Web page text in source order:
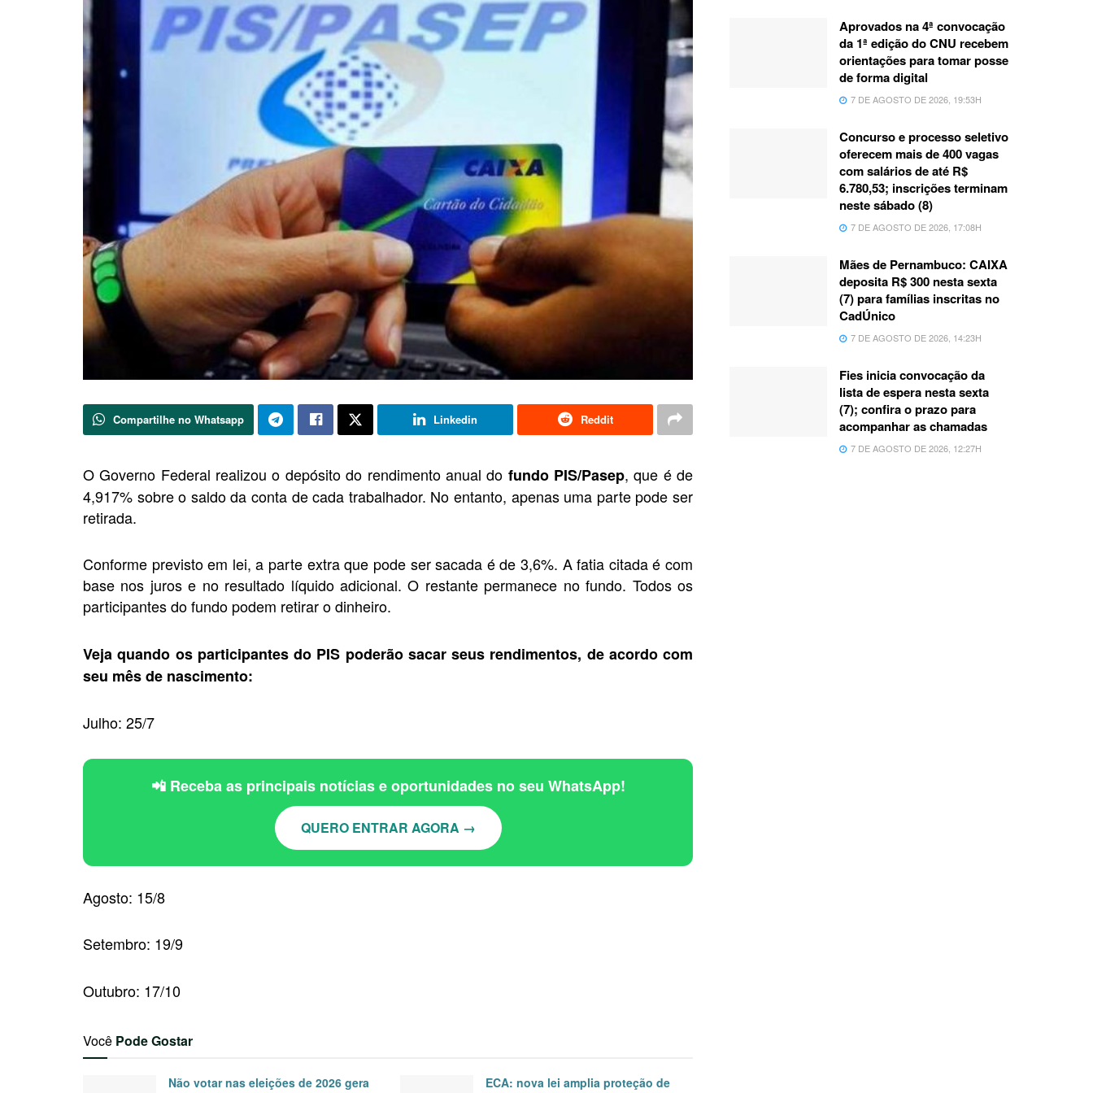
Compartilhe no Whatsapp Linkedin Reddit
O Governo Federal realizou o depósito do rendimento anual do fundo PIS/Pasep, que é de
4,917% sobre o saldo da conta de cada trabalhador. No entanto, apenas uma parte pode ser
retirada.
Conforme previsto em lei, a parte extra que pode ser sacada é de 3,6%. A fatia citada é com
base nos juros e no resultado líquido adicional. O restante permanece no fundo. Todos os
participantes do fundo podem retirar o dinheiro.
Veja quando os participantes do PIS poderão sacar seus rendimentos, de acordo com
seu mês de nascimento:
Julho: 25/7
📲 Receba as principais notícias e oportunidades no seu WhatsApp!
QUERO ENTRAR AGORA →
Agosto: 15/8
Setembro: 19/9
Outubro: 17/10
Você Pode Gostar
Não votar nas eleições de 2026 gera
ECA: nova lei amplia proteção de
Aprovados na 4ª convocação
da 1ª edição do CNU recebem
orientações para tomar posse
de forma digital
7 DE AGOSTO DE 2026, 19:53H
Concurso e processo seletivo
oferecem mais de 400 vagas
com salários de até R$
6.780,53; inscrições terminam
neste sábado (8)
7 DE AGOSTO DE 2026, 17:08H
Mães de Pernambuco: CAIXA
deposita R$ 300 nesta sexta
(7) para famílias inscritas no
CadÚnico
7 DE AGOSTO DE 2026, 14:23H
Fies inicia convocação da
lista de espera nesta sexta
(7); confira o prazo para
acompanhar as chamadas
7 DE AGOSTO DE 2026, 12:27H